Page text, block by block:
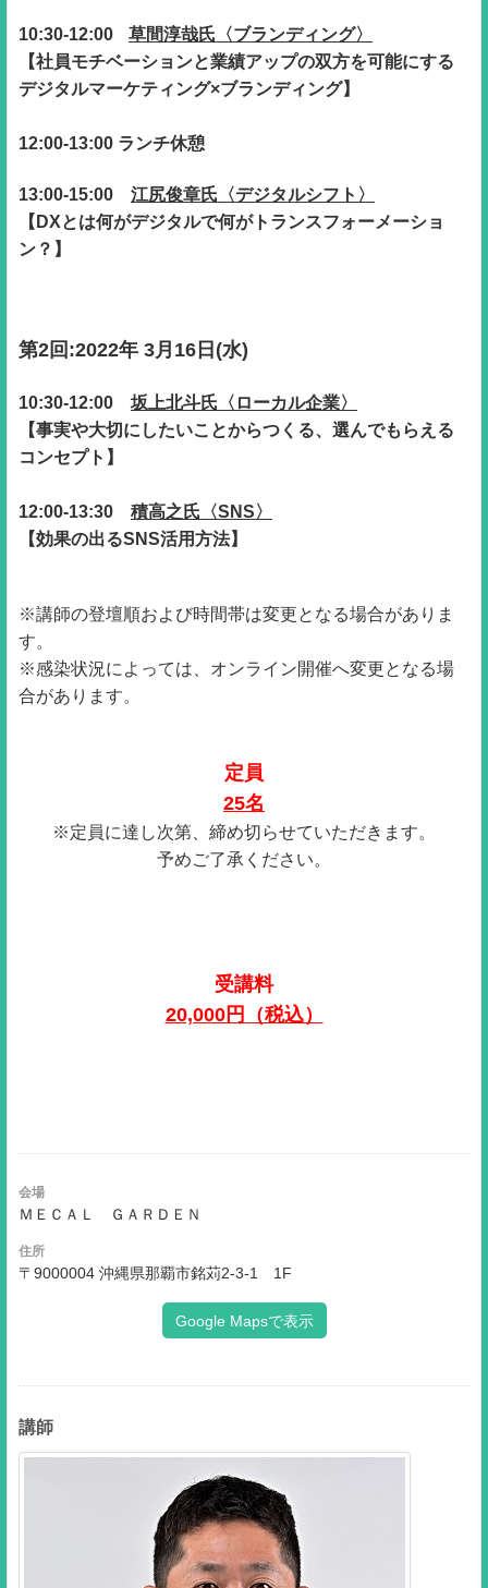
10:30-12:00
草間淳哉氏〈ブランディング〉
【社員モチベーションと業績アップの双方を可能にする
デジタルマーケティング×ブランディング】
12:00-13:00 ランチ休憩
13:00-15:00 江尻俊章氏〈デジタルシフト〉
【DXとは何がデジタルで何がトランスフォーメーショ
ン？】
第2回:2022年 3月16日(水)
10:30-12:00 坂上北斗氏〈ローカル企業〉
【事実や大切にしたいことからつくる、選んでもらえる
コンセプト】
12:00-13:30 積高之氏〈SNS〉
【効果の出るSNS活用方法】
※講師の登壇順および時間帯は変更となる場合がありま
す。
※感染状況によっては、オンライン開催へ変更となる場
合があります。
定員
25名
※定員に達し次第、締め切らせていただきます。
予めご了承ください。
受講料
20,000円（税込）
会場
ＭＥＣＡＬ ＧＡＲＤＥＮ
住所
〒9000004 沖縄県那覇市銘苅2-3-1 1F
Google Mapsで表示
講師